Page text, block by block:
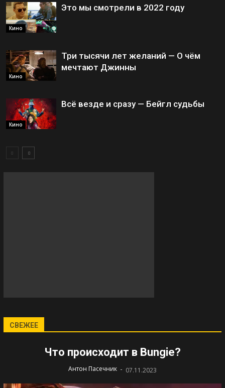
Кино
Это мы смотрели в 2022 году
Кино
Три тысячи лет желаний — О чём
мечтают Джинны
Кино
Всё везде и сразу — Бейгл судьбы
СВЕЖЕЕ
Что происходит в Bungie?
Антон Пасечник - 07.11.2023